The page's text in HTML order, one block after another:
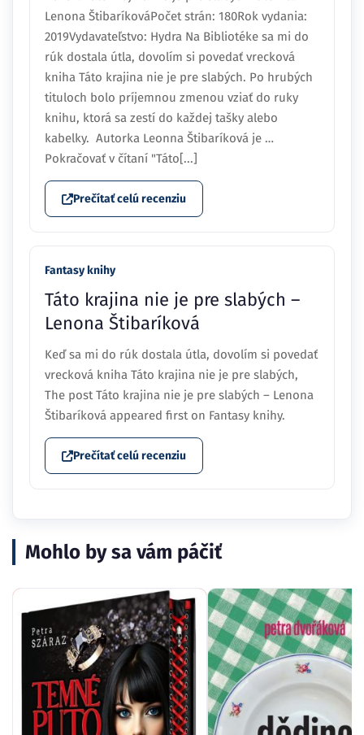
Lenona ŠtibaríkováPočet strán: 180Rok vydania:
2019Vydavateľstvo: Hydra Na Bibliotéke sa mi do
rúk dostala útla, dovolím si povedať vrecková
kniha Táto krajina nie je pre slabých. Po hrubých
tituloch bolo príjemnou zmenou vziať do ruky
knihu, ktorá sa zestí do každej tašky alebo
kabelky. Autorka Leonna Štibaríková je …
Pokračovať v čítaní "Táto[...]
Prečítať celú recenziu
Fantasy knihy
Táto krajina nie je pre slabých –
Lenona Štibaríková
Keď sa mi do rúk dostala útla, dovolím si povedať
vrecková kniha Táto krajina nie je pre slabých,
The post Táto krajina nie je pre slabých – Lenona
Štibaríková appeared first on Fantasy knihy.
Prečítať celú recenziu
Mohlo by sa vám páčiť